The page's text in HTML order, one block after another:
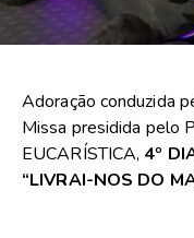
Adoração conduzida
Missa presidida pelo
EUCARÍSTICA, 4º
“LIVRAI-NOS DO